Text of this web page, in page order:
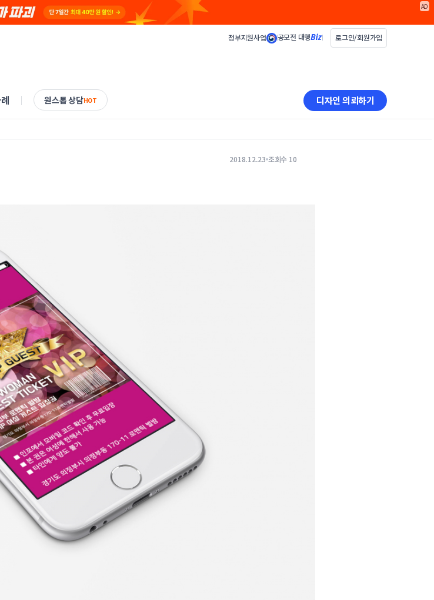
AD
정부지원사업 공모전 대행 로그인/회원가입
원스톱 상담HOT 디자인 의뢰하기
2018.12.23 조회수 10